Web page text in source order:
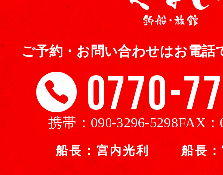
ご予約・お問い合わせはお電話
携帯： 090-3296-5298FAX：
船長：宮内光利 船長：